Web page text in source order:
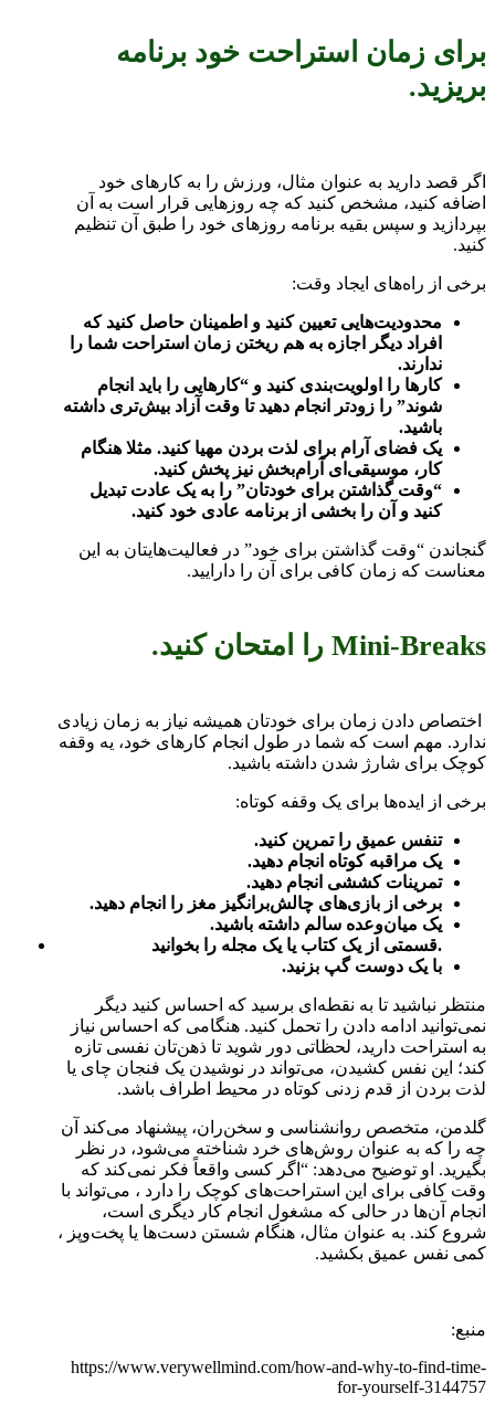
برای زمان استراحت خود برنامه
بریزید.
اگر قصد دارید به عنوان مثال، ورزش را به کار‌های خود
اضافه کنید، مشخص کنید که چه روز‌هایی قرار است به آن
بپردازید و سپس بقیه برنامه روز‌ها‌ی خود را طبق آن تنظیم
کنید.
برخی از راه‌های ایجاد وقت:
محدودیت‌هایی تعیین کنید و اطمینان حاصل کنید که
افراد دیگر اجازه به هم ریختن زمان استراحت شما را
ندارند.
کار‌ها را اولویت‌بندی کنید و “کارهایی را باید انجام
شوند” را زودتر انجام دهید تا وقت آزاد بیش‌تری داشته
باشید.
یک فضا‌ی آرام برای لذت بردن مهیا کنید. مثلا هنگام
کار، موسیقی‌ای آرام‌بخش نیز پخش کنید.
“وقت گذاشتن برای خودتان” را به یک عادت تبدیل
کنید و آن را بخشی از برنامه عادی خود کنید.
گنجاندن “وقت گذاشتن برای خود” در فعالیت‌هایتان به این
معناست که زمان کافی برای آن را دارایید.
Mini-Breaks را امتحان کنید.
اختصاص دادن زمان برای خودتان همیشه نیاز به زمان زیادی
ندارد. مهم است که شما در طول انجام‌ کار‌ها‌ی خود، یه وقفه
کوچک برای شارژ شدن داشته باشید.
برخی از ایده‌ها برای یک وقفه کوتاه:
تنفس عمیق را تمرین کنید.
یک مراقبه کوتاه انجام دهید.
تمرینات کششی انجام دهید.
برخی از بازی‌ها‌ی چالش‌برانگیز مغز را انجام دهید.
یک میان‌وعده سالم داشته باشید.
قسمتی از یک کتاب یا یک مجله را بخوانید.
با یک دوست گپ بزنید.
منتظر نباشید تا به نقطه‌ای برسید که احساس کنید دیگر
نمی‌توانید ادامه دادن را تحمل کنید. هنگامی که احساس نیاز
به استراحت دارید، لحظاتی دور شوید تا ذهن‌تان نفسی تازه
کند؛ این نفس کشیدن، می‌تواند در نوشیدن یک فنجان چای یا
لذت بردن از قدم زدنی کوتاه در محیط اطراف باشد.
گلدمن، متخصص روانشناسی و سخن‌ران، پیشنهاد می‌کند آن‌
چه را که به عنوان روش‌های خرد شناخته می‌شود، در نظر
بگیرید. او توضیح می‌دهد: “اگر کسی واقعاً فکر نمی‌کند که
وقت کافی برای این استراحت‌های کوچک را دارد ، می‌تواند با
انجام آن‌ها در حالی که مشغول انجام کار دیگری است،
شروع کند. به عنوان مثال، هنگام شستن دست‌ها یا پخت‌و‌پز ،
کمی نفس عمیق بکشید.
منبع:
https://www.verywellmind.com/how-and-why-to-find-time-
for-yourself-3144757